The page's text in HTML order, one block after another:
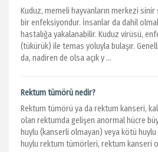
Kuduz, memeli hayvanların merkezi
bir enfeksiyondur. İnsanlar da dahil
hastalığa yakalanabilir. Kuduz virüsü,
(tükürük) ile temas yoluyla bulaşır.
da, nadiren de olsa açık y ...
Rektum tümörü nedir?
Rektum tümörü ya da rektum kanseri,
olan rektumda gelişen anormal hücre
huylu (kanserli olmayan) veya kötü
huylu rektum tümörleri, rektum kanseri